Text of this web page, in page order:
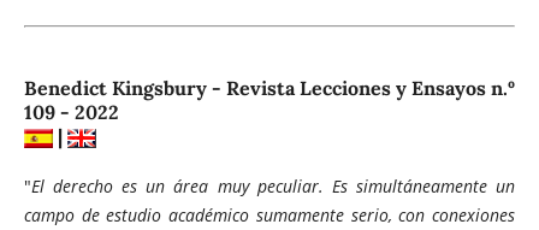
Benedict Kingsbury - Revista Lecciones y Ensayos n.º
109 - 2022
|
"El derecho es un área muy peculiar. Es simultáneamente un
campo de estudio académico sumamente serio, con conexiones